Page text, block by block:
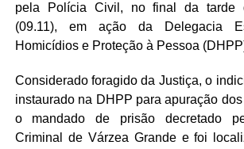
pela Polícia Civil, no final da tarde
(09.11), em ação da Delegacia
Homicídios e Proteção à Pessoa
Considerado foragido da Justiça, o
instaurado na DHPP para apuração
o mandado de prisão decretado
Criminal de Várzea Grande e foi